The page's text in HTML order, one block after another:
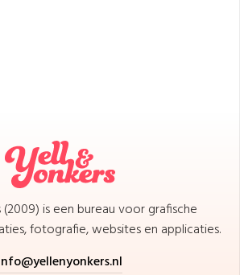
is een bureau voor grafische
fotografie, websites en applicaties.